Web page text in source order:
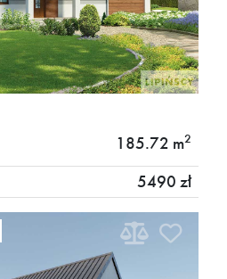
185.72 m2
5490 zł